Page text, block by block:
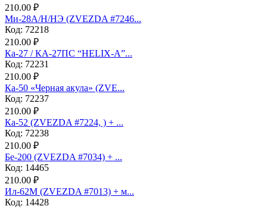
210.00 ₽
Ми-28А/Н/НЭ (ZVEZDA #7246...
Код: 72218
210.00 ₽
Ка-27 / КА-27ПС “HELIX-A”...
Код: 72231
210.00 ₽
Ка-50 «Черная акула» (ZVE...
Код: 72237
210.00 ₽
Ка-52 (ZVEZDA #7224, ) + ...
Код: 72238
210.00 ₽
Бе-200 (ZVEZDA #7034) + ...
Код: 14465
210.00 ₽
Ил-62М (ZVEZDA #7013) + м...
Код: 14428